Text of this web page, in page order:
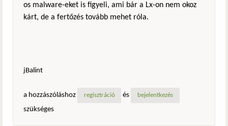
os malware-eket is figyeli, ami bár a Lx-on nem okoz
kárt, de a fertőzés tovább mehet róla.
jBalint
a hozzászóláshoz regisztráció és bejelentkezés
szükséges